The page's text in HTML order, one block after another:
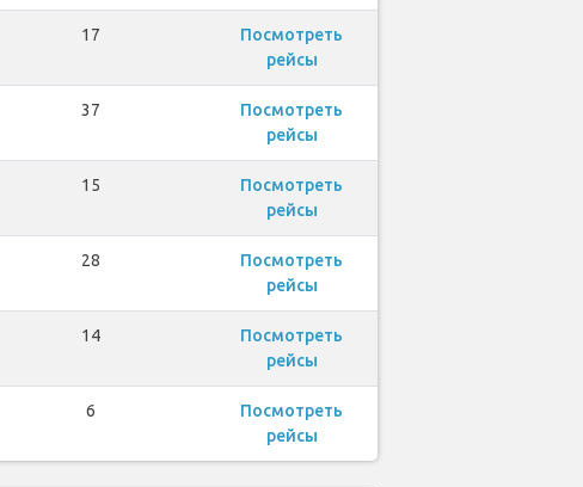
17
Посмотреть
рейсы
37
Посмотреть
рейсы
15
Посмотреть
рейсы
28
Посмотреть
рейсы
14
Посмотреть
рейсы
6
Посмотреть
рейсы